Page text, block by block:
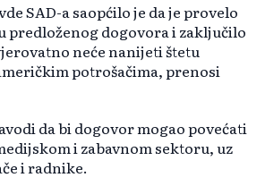
SAD-a saopćilo je da je provelo
predloženog dogovora i zaključilo
neće nanijeti štetu
potrošačima, prenosi
da bi dogovor mogao povećati
i zabavnom sektoru, uz
i radnike.